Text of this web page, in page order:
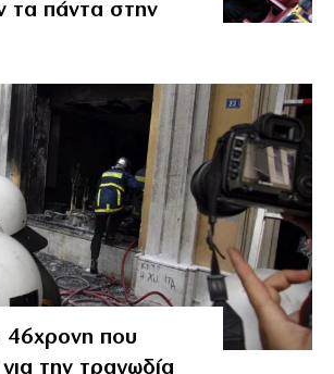
τα πάντα στην
46χρονη που
για την τραγωδία